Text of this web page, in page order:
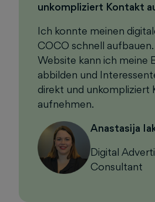
unkompliziert Kontakt
Ich konnte meinen
COCO schnell
Website kann ich meine
abbilden und
direkt und unkompliziert
aufnehmen.
Anastasija
Digital
Consultant